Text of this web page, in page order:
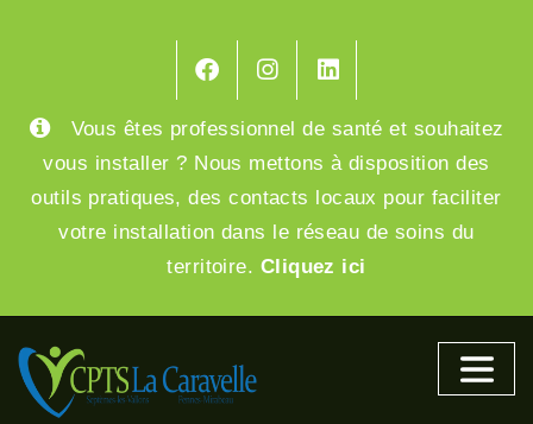
Vous êtes professionnel de santé et souhaitez
vous installer ? Nous mettons à disposition des
outils pratiques, des contacts locaux pour faciliter
votre installation dans le réseau de soins du
territoire. Cliquez ici